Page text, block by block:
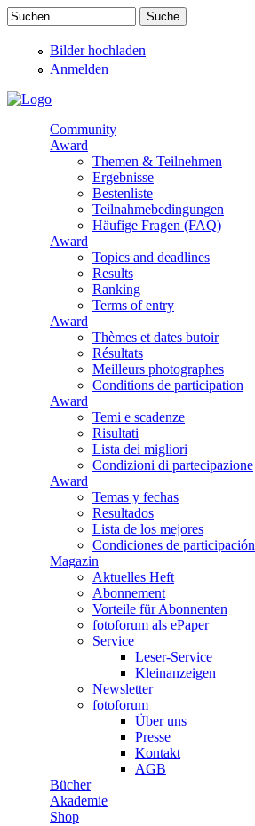
Direkt zum Inhalt
Suchen
Bilder hochladen
Anmelden
Community
Award
Themen & Teilnehmen
Ergebnisse
Bestenliste
Teilnahmebedingungen
Häufige Fragen (FAQ)
Award
Topics and deadlines
Results
Ranking
Terms of entry
Award
Thèmes et dates butoir
Résultats
Meilleurs photographes
Conditions de participation
Award
Temi e scadenze
Risultati
Lista dei migliori
Condizioni di partecipazione
Award
Temas y fechas
Resultados
Lista de los mejores
Condiciones de participación
Magazin
Aktuelles Heft
Abonnement
Vorteile für Abonnenten
fotoforum als ePaper
Service
Leser-Service
Kleinanzeigen
Newsletter
fotoforum
Über uns
Presse
Kontakt
AGB
Bücher
Akademie
Shop